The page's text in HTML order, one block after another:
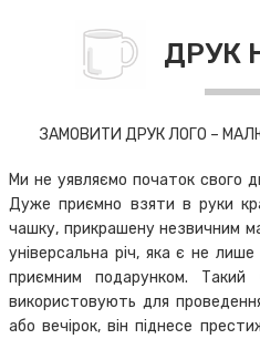
ДРУК
ЗАМОВИТИ ДРУК ЛОГО –
Ми не уявляємо початок свого
Дуже приємно взяти в руки
чашку, прикрашену незвичним
універсальна річ, яка є не
приємним подарунком. Такий
використовують для
або вечірок, він піднесе